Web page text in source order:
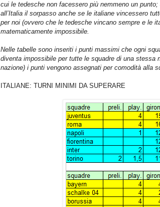
cui le tedesche non facessero più nemmeno un
all’Italia il sorpasso anche se le italiane vincessero
per noi (ovvero che le tedesche vincano sempre e le
matematicamente impossibile.
Nelle tabelle sono inseriti i punti massimi che ogni
diventa impossibile per tutte le squadre di una stessa
nazione) i punti vengono assegnati per comodità alla
ITALIANE: TURNI MINIMI DA SUPERARE